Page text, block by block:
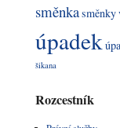
směnkasměnky
úpadek
šikana
Rozcestník